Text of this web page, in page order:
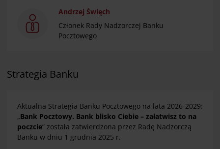
Andrzej Święch
Członek Rady Nadzorczej Banku
Pocztowego
Strategia Banku
Aktualna Strategia Banku Pocztowego na lata 2026-2029:
„Bank Pocztowy. Bank blisko Ciebie – załatwisz to na
poczcie” została zatwierdzona przez Radę Nadzorczą
Banku w dniu 1 grudnia 2025 r.